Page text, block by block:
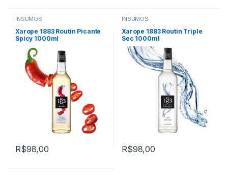
INSUMOS
Xarope 1883 Routin Picante
Spicy 1000ml
R$98,00
INSUMOS
Xarope 1883 Routin Triple
Sec 1000ml
R$98,00